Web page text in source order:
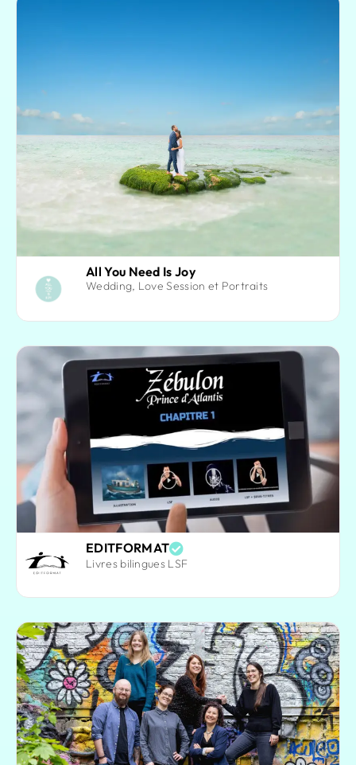
All You Need Is Joy
Wedding, Love Session et Portraits
EDITFORMAT
Livres bilingues LSF